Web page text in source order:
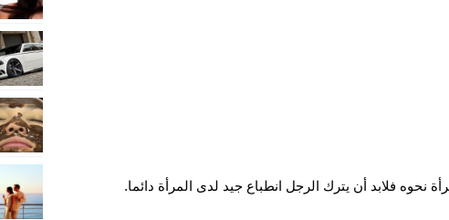
فلابد أن يترك الرجل انطباع جيد لدى المرأة دائما.